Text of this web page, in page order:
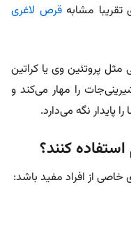
تقریبا مشابهقرص لاغری
پروتئین وی یا کراتین
را مهار می‌کند و
پایدار نگه می‌دارد.
کنند؟
از افراد مفید باشد: